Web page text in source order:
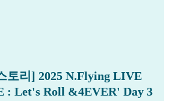
토리] 2025 N.Flying LIVE
: Let's Roll &4EVER' Day 3